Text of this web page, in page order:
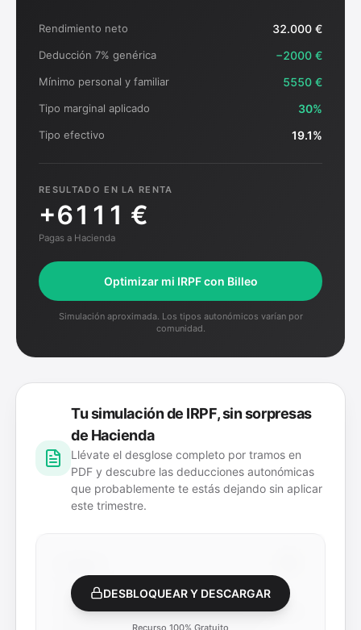
Rendimiento neto 32.000 €
Deducción 7% genérica −2000 €
Mínimo personal y familiar 5550 €
Tipo marginal aplicado 30%
Tipo efectivo 19.1%
RESULTADO EN LA RENTA
+6111 €
Pagas a Hacienda
Optimizar mi IRPF con Billeo
Simulación aproximada. Los tipos autonómicos varían por
comunidad.
Tu simulación de IRPF, sin sorpresas
de Hacienda
Llévate el desglose completo por tramos en
PDF y descubre las deducciones autonómicas
que probablemente te estás dejando sin aplicar
este trimestre.
DESBLOQUEAR Y DESCARGAR
Recurso 100% Gratuito